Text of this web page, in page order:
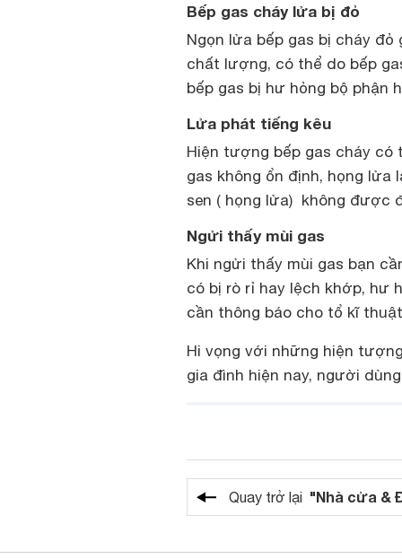
Bếp gas cháy lửa bị đỏ
Ngọn lửa bếp gas bị cháy
chất lượng, có thể do bếp
bếp gas bị hư hỏng bộ phận
Lửa phát tiếng kêu
Hiện tượng bếp gas cháy có
gas không ổn định, họng
sen ( họng lửa) không được
Ngửi thấy mùi gas
Khi ngửi thấy mùi gas bạn
có bị rò rỉ hay lệch khớp, hư
cần thông báo cho tổ kĩ
Hi vọng với những hiện
gia đình hiện nay, người
Quay trở lại "Nhà cửa &